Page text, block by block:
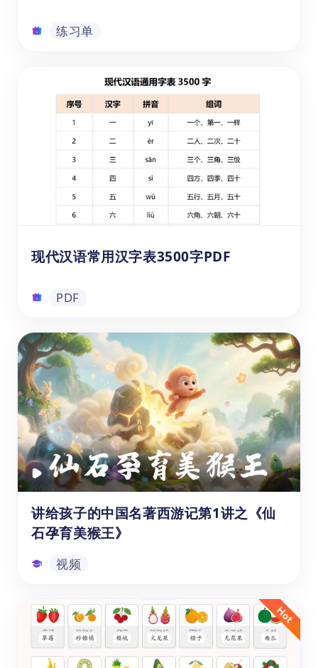
练习单
汉字偏旁部首表及笔画笔顺PDF打印版
这份PDF版本的中文汉字偏旁部首表是非常实
用的笔画（笔划）、笔顺学习材料和汉字偏旁
部首查询表。这份PDF资料可以免费在线下
载，让家长和老师帮助幼儿园和小学1-3年级
（3-8岁）的儿童，掌握这些常见部首的形
旁部首知识体系。快来免费下载资料，开启汉
字笔画部首的学习之旅吧！
练习单
现代汉语常用汉字表3500字PDF
PDF
现代汉语常用汉字表3500字PDF
《现代汉语常用汉字表3500字》这份精心编
辑的免费汉字词表PDF涵盖了现代汉语中最常
用和基础的3500个汉字，每个汉字不仅给出
了准确的读音拼音，还列举了常见的词语组
合,让学习者在记忆字形的同时，也能学会如
何运用这些字构建词汇。可供各位家长和老师
想要让3-15岁的幼儿或中小学生学习掌握基础
的汉字，拓展词汇量，为提升阅读理解和语言
表达能力打下良好的基础吗？快来免费下载这
份常用汉字表吧！
PDF 0
讲给孩子的中国名著西游记第1讲之《仙
石孕育美猴王》
视频
讲给孩子的中国名著西游记第1讲之《仙
石孕育美猴王》
在遥远的古代，天地间存在着一块神奇的仙